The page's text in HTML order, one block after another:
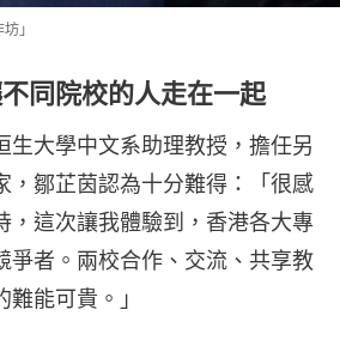
」
同院校的人走在一起
生大學中文系助理教授，擔任另
，鄒芷茵認為十分難得：「很感
，這次讓我體驗到，香港各大專
爭者。兩校合作、交流、共享教
能可貴。」